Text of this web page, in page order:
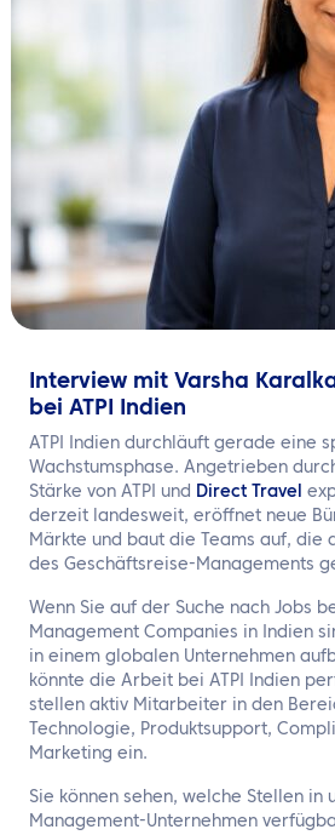
Kontaktieren Sie
Interview mit Varsha
bei ATPI Indien
ATPI Indien durchläuft gerade eine
Wachstumsphase. Angetrieben
Stärke von ATPI und Direct Travel
derzeit landesweit, eröffnet neue
Märkte und baut die Teams auf, die
des Geschäftsreise-Managements
Wenn Sie auf der Suche nach Jobs
Management Companies in Indien
in einem globalen Unternehmen
könnte die Arbeit bei ATPI Indien
stellen aktiv Mitarbeiter in den
Technologie, Produktsupport,
Marketing ein.
Sie können sehen, welche Stellen in
Management-Unternehmen